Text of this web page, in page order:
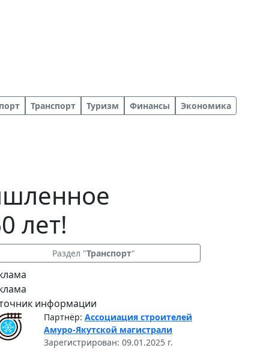
Транспорт Туризм Финансы Экономика
лет!
Раздел "Транспорт"
информации
Партнёр: Ассоциация строителей
Амуро-Якутской магистрали
Зарегистрирован: 09.01.2025 г.